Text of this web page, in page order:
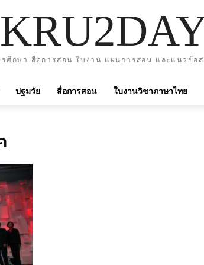
ศึกษา สื่อการสอน ใบงาน แผนการสอน และแนวข้อ
ปฐมวัย สื่อการสอน ใบงานวิชาภาษาไทย